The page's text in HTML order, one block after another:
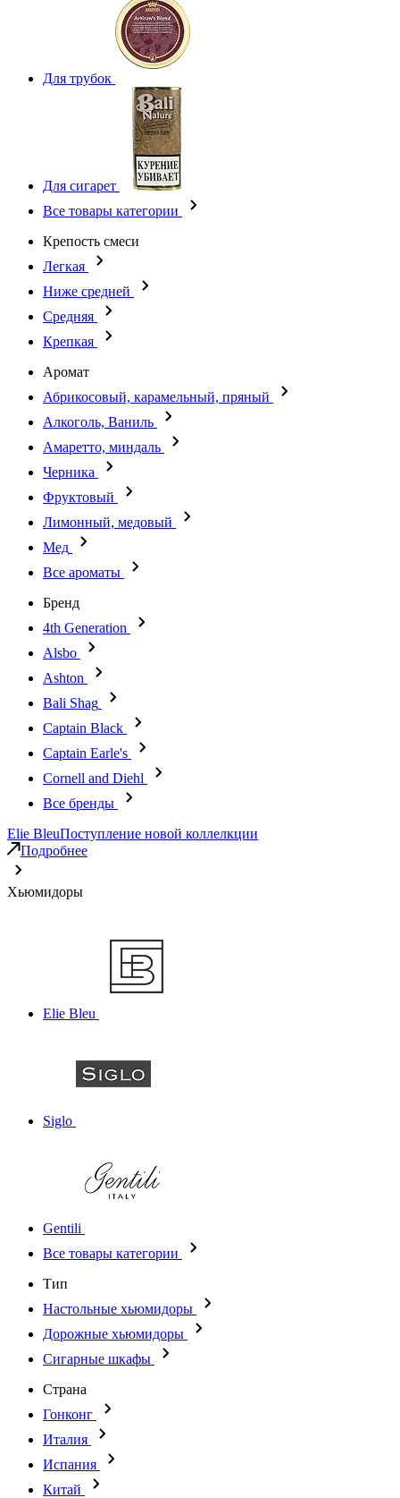
Для трубок
Для сигарет
Все товары категории
Крепость смеси
Легкая
Ниже средней
Средняя
Крепкая
Аромат
Абрикосовый, карамельный, пряный
Алкоголь, Ваниль
Амаретто, миндаль
Черника
Фруктовый
Лимонный, медовый
Мед
Все ароматы
Бренд
4th Generation
Alsbo
Ashton
Bali Shag
Captain Black
Captain Earle's
Cornell and Diehl
Все бренды
Elie BleuПоступление новой коллелкции
Подробнее
Хьюмидоры
Elie Bleu
Siglo
Gentili
Все товары категории
Тип
Настольные хьюмидоры
Дорожные хьюмидоры
Сигарные шкафы
Страна
Гонконг
Италия
Испания
Китай